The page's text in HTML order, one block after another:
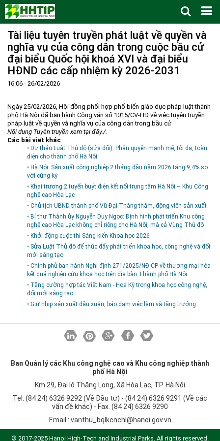
Trang Chủ
Giới thiệu ▼
Lịch sử hình thành và phát triển
Tầm nhìn - Sứ mệnh
Cơ cấu tổ chức
Chức năng, nhiệm vụ
Tin tức - sự kiện
Ban Quản lý Khu
Doanh nghiệp
Hợp tác quốc tế
Đào tạo và Nghiên cứu
Cách mạng công nghiệp lần thứ 4
Quy hoạch
Quy hoạch khu chức năng
Vị trí
Cơ sở hạ tầng
Cơ chế ưu đãi đầu tư
Cơ chế Một cửa
Nguồn nhân lực
Nhà đầu tư
Hướng dẫn đầu tư
Trình tự, thủ tục đầu tư
Tiêu chí đầu tư
Lĩnh vực đầu tư
Quản lý và vận hành dự án đầu tư
Văn bản pháp luật ▼
Các thủ tục hành chính
Doanh nghiệp
Đất đai
Đầu tư
Khu CNC Hòa Lạc
Lao động
Môi trường
Quy hoạch - Xây dựng
Ưu đãi đầu tư
Công nghệ và Sản phẩm
Thông báo
Thông báo chung
Tuyển dụng
Công khai ngân sách
Dữ liệu mở
Liên hệ - Liên kết ▼
Liên kết
Liên hệ
Tài liệu tuyên truyền phát luật về quyền và
nghĩa vụ của công dân trong cuộc bầu cử
đại biểu Quốc hội khoá XVI và đại biểu
HĐND các cấp nhiệm kỳ 2026-2031
16:06 - 26/02/2026
Ngày 25/02/2026, Hội đồng phối hợp phổ biến giáo dục pháp luật thành
phố Hà Nội đã ban hành Công văn số 1015/CV-HĐ về việc tuyên truyền
pháp luật về quyền và nghĩa vụ của công dân trong bầu cử
Nội dung Tuyên truyền xem tại đây./.
Các bài viết khác
• Dự thảo Luật Thủ đô (sửa đổi): Phân quyền mạnh mẽ, tối đa, toàn
diện cho thành phố Hà Nội
• Hà Nội: Sản xuất công nghiệp 2 tháng đầu năm 2026 tăng 9,4% so
với cùng kỳ
• Khai trương 2 tuyến buýt điện kết nối trung tâm Hà Nội – Khu Công
nghệ cao Hòa Lạc
• Chủ tịch UBND thành phố Vũ Đại Thắng thăm, động viên sản xuất
• Bí thư Thành ủy Nguyễn Duy Ngọc: Định hình phát triển Khu công
nghệ cao Hòa Lạc không chỉ riêng cho Hà Nội, mà cả Vùng Thủ đô
• Khởi động cuộc thi Sáng kiến Khoa học 2026
• Sửa Luật Thủ đô để thúc đẩy phát triển khoa học, công nghệ và đổi
mới sáng tạo
• Chính phủ ban hành Nghị định 271/2025/NĐ-CP về thương mại hóa
kết quả nghiên cứu khoa học trên địa bàn Thành phố Hà Nội
• Tăng cường hợp tác Việt Nam - Hoa Kỳ trong khoa học công nghệ,
đổi mới sáng tạo
• Giữ nhịp sản xuất đầu xuân, bảo đảm việc làm và tăng trưởng
Ban Quản lý các Khu công nghệ cao và Khu công nghiệp thành
phố Hà Nội
Km 29, Đại lộ Thăng Long, Xã Hòa Lạc, TP. Hà Nội
Tel. (84 24) 6326 9292 (Về Đầu tư) - (84 24) 6326 9291 (Về các
vấn đề khác) - Fax. (84 24) 6326 9290
Email : vanthu_bqlkcnchl@hanoi.gov.vn
© 2017-2025 Hanoi High-Tech and Industrial Parks. All rights reserved.